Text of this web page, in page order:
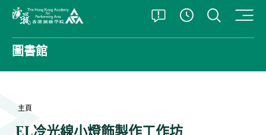
打開特別公告
查看開放時
打開
圖書館
主頁
EL冷光線小燈飾製作工作坊